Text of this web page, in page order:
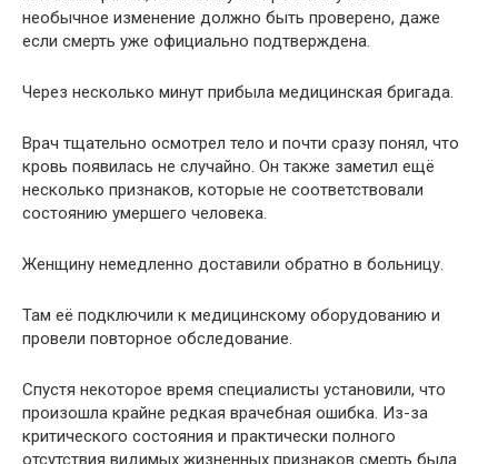
необычное изменение должно быть проверено, даже
если смерть уже официально подтверждена.
Через несколько минут прибыла медицинская бригада.
Врач тщательно осмотрел тело и почти сразу понял, что
кровь появилась не случайно. Он также заметил ещё
несколько признаков, которые не соответствовали
состоянию умершего человека.
Женщину немедленно доставили обратно в больницу.
Там её подключили к медицинскому оборудованию и
провели повторное обследование.
Спустя некоторое время специалисты установили, что
произошла крайне редкая врачебная ошибка. Из-за
критического состояния и практически полного
отсутствия видимых жизненных признаков смерть была